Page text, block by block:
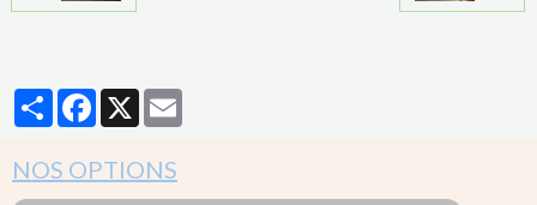
PartagerFacebook
X
NOS OPTIONS